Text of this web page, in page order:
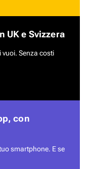
UK e Svizzera
vuoi. Senza costi
con
smartphone. E se